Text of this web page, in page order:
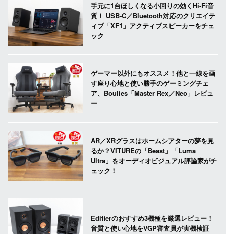
手元に1台ほしくなる小回りの効くHi-Fi音
質！ USB-C／Bluetooth対応のクリエイテ
ィブ「XF1」アクティブスピーカーをチェ
ック
ゲーマー以外にもオススメ！他と一線を画
す座り心地と使い勝手のゲーミングチェ
ア、Boulies「Master Rex／Neo」レビュ
ー
AR／XRグラスはホームシアターの夢を見
るか？VITUREの「Beast」「Luma
Ultra」をオーディオビジュアル評論家がチ
ェック！
Edifierのおすすめ3機種を厳選レビュー！
音質と使い心地をVGP審査員が実機検証